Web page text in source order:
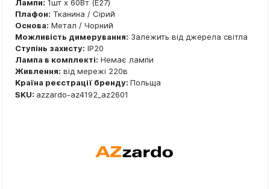
Лампи: 1шт x 60Вт (E27)
Плафон: Тканина / Сірий
Основа: Метал / Чорний
Можливість димерування: Залежить від джерела світла
Ступінь захисту: IP20
Лампа в комплекті: Немає лампи
Живлення: від мережі 220в
Країна реєстрації бренду: Польща
SKU: azzardo-az4192_az2601